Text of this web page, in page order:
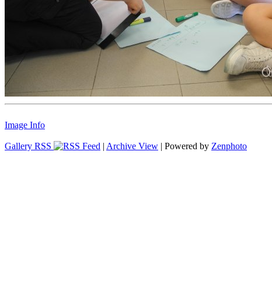
Image Info
Gallery RSS | Archive View | Powered by Zenphoto